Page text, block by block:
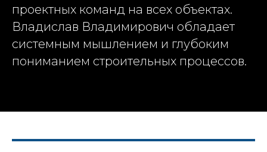
проектных команд на всех объектах.
Владислав Владимирович обладает
системным мышлением и глубоким
пониманием строительных процессов.